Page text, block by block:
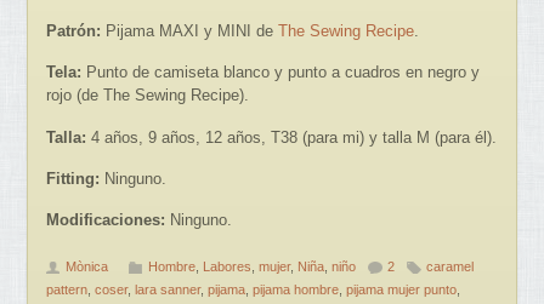
Patrón: Pijama MAXI y MINI deThe Sewing Recipe
Tela: Punto de camiseta blanco y punto a cuadros en negro y
rojo (de The Sewing Recipe).
Talla: 4 años, 9 años, 12 años, T38 (para mi) y talla M (para él).
Fitting: Ninguno.
Modificaciones: Ninguno.
Mònica Hombre Labores ,mujer, Niña ,niño 2
caramel
pattern ,coser, lara sanner,pijama ,pijama hombre ,pijama mujer punto